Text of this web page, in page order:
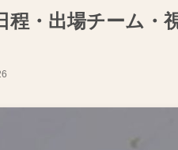
・出場チーム・